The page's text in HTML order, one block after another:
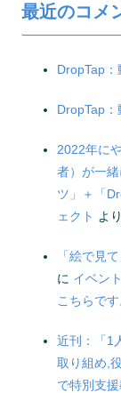
最近のコメ
DropTap
DropTap
2022年に
者）が一緒
ツ」＋「
ェクト より
「絵で見
に イベン
こちらで
近刊：「1
取り組め,
で特別支